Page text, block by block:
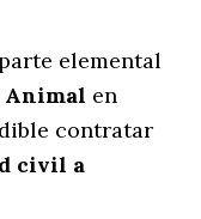
elemental
Animal en
contratar
civil a